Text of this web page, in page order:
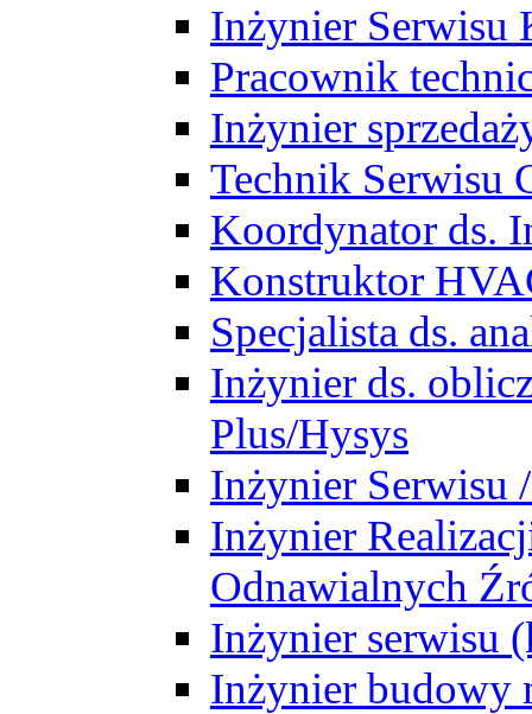
Inżynier Serwisu
Pracownik
Inżynier
Technik Serwisu
Koordynator ds.
Konstruktor
Specjalista ds.
Inżynier ds.
Plus/Hysys
Inżynier Serwisu
Inżynier
Odnawialnych
Inżynier serwisu
Inżynier budowy